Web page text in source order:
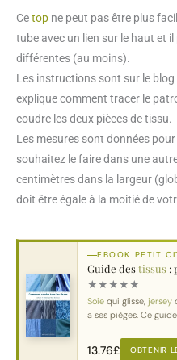
Cetop ne peut pas être plus
tube avec un lien sur le haut et
différentes (au moins).
Les instructions sont sur le blog
explique comment tracer le
coudre les deux pièces de tissu.
Les mesures sont données
souhaitez le faire dans une
centimètres dans la largeur
doit être égale à la moitié de
EBOOK PETIT
Guide destissus :
★★★★★
Soie qui glisse, jersey
a ses pièges. Ce
13.76£ OBTENIR